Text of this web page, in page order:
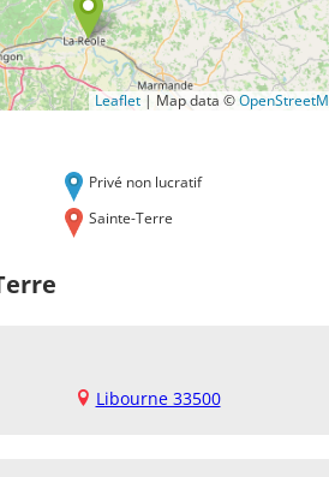
Leaflet | Map data ©
Privé non lucratif
Sainte-Terre
Libourne 33500